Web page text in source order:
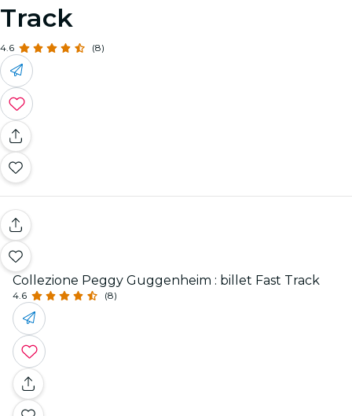
Track
4.6 (8)
Collezione Peggy Guggenheim : billet Fast Track
4.6 (8)